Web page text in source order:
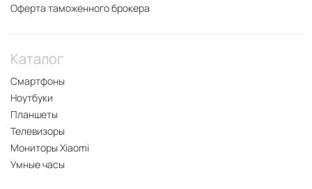
Оферта таможенного брокера
Каталог
Смартфоны
Ноутбуки
Планшеты
Телевизоры
Мониторы Xiaomi
Умные часы